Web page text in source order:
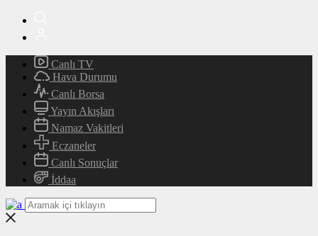
Canlı TV
Hava Durumu
Canlı Borsa
Yayın Akışları
Namaz Vakitleri
Eczaneler
Canlı Sonuçlar
İddaa